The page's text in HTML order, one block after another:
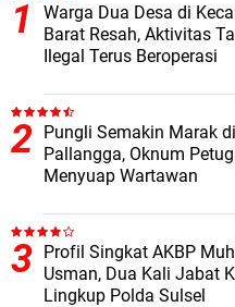
Warga Dua Desa di
Barat Resah, Aktivitas
Ilegal Terus Beroperasi
Pungli Semakin Marak
Pallangga, Oknum
Menyuap Wartawan
Profil Singkat AKBP
Usman, Dua Kali Jabat
Lingkup Polda Sulsel